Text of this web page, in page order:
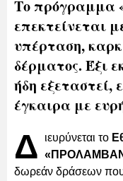
Το
επεκτείνεται
υπέρταση,
δέρματος. Έξι
ήδη εξεταστεί,
έγκαιρα με
Δ ιευρύνεται το
δωρεάν δράσεων